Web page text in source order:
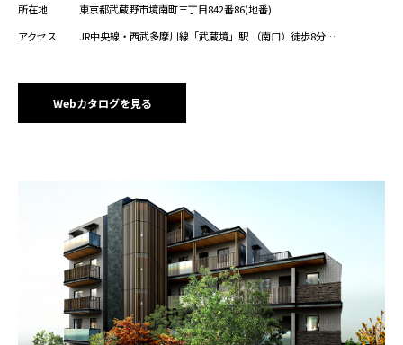
所在地
東京都武蔵野市境南町三丁目842番86(地番)
アクセス
JR中央線・西武多摩川線「武蔵境」駅 （南口）徒歩8分
Webカタログを見る